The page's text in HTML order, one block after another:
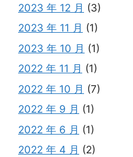
2023 年 12 月 (3)
2023 年 11 月 (1)
2023 年 10 月 (1)
2022 年 11 月 (1)
2022 年 10 月 (7)
2022 年 9 月 (1)
2022 年 6 月 (1)
2022 年 4 月 (2)